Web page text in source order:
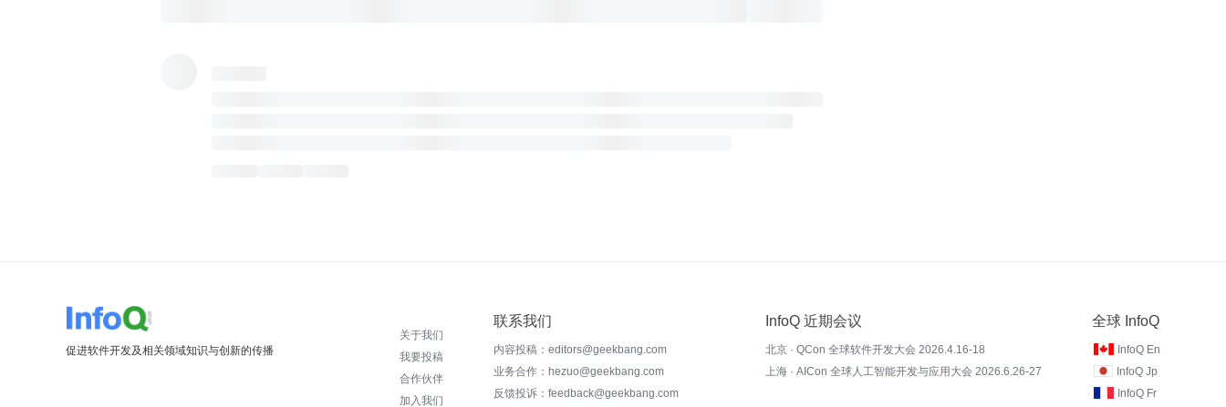
促进软件开发及相关领域知识与创新的传播
关于我们
我要投稿
合作伙伴
加入我们
联系我们
内容投稿：editors@geekbang.com
业务合作：hezuo@geekbang.com
反馈投诉：feedback@geekbang.com
InfoQ 近期会议
北京 · QCon 全球软件开发大会 2026.4.16-18
上海 · AICon 全球人工智能开发与应用大会 2026.6.26-27
全球 InfoQ
InfoQ En
InfoQ Jp
InfoQ Fr